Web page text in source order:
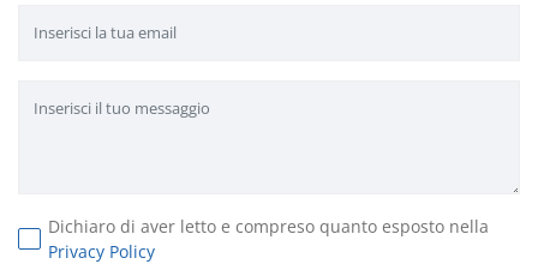
Dichiaro di aver letto e compreso quanto esposto nella
Privacy Policy